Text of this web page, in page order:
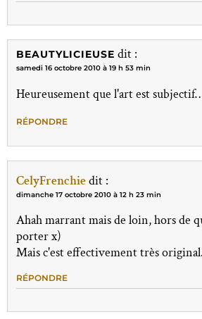
BEAUTYLICIEUSE dit :
samedi 16 octobre 2010 à 19 h 53 min
Heureusement que l'art est
RÉPONDRE
CelyFrenchiedit :
dimanche 17 octobre 2010 à 12 h 23 min
Ahah marrant mais de loin, hors de
porter x)
Mais c'est effectivement très original.
RÉPONDRE